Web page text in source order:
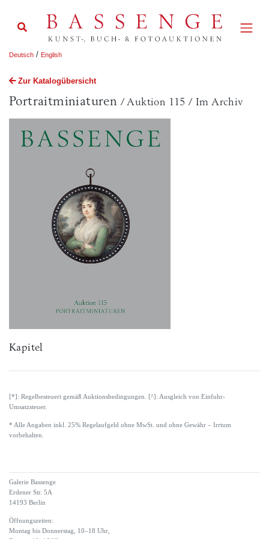
Deutsch / English
Zur Katalogübersicht
Portraitminiaturen / Auktion 115 / Im Archiv
Kapitel
[*]: Regelbesteuert gemäß Auktionsbedingungen. [^]: Ausgleich von Einfuhr-
Umsatzsteuer.
* Alle Angaben inkl. 25% Regelaufgeld ohne MwSt. und ohne Gewähr – Irrtum
vorbehalten.
Galerie Bassenge
Erdener Str. 5A
14193 Berlin
Öffnungszeiten:
Montag bis Donnerstag, 10–18 Uhr,